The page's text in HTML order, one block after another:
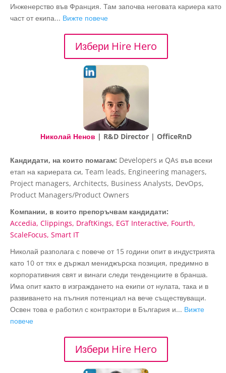
Инженерство във Франция. Там започва неговата кариера като
част от екипа... Вижте повече
Избери Hire Hero
Николай Ненов | R&D Director | OfficeRnD
Кандидати, на които помагам: Developers и QAs във всеки
етап на кариерата си, Team leads, Engineering managers,
Project managers, Architects, Business Analysts, DevOps,
Product Managers/Product Owners
Компании, в които препоръчвам кандидати:
Accedia Clippings DraftKings EGT Interactive Fourth
ScaleFocus Smart IT
Николай разполага с повече от 15 години опит в индустрията
като 10 от тях е държал мениджърска позиция, предимно в
корпоративния свят и винаги следи тенденциите в бранша.
Има опит както в изграждането на екипи от нулата, така и в
развиването на пълния потенциал на вече съществуващи.
Освен това е работил с контрактори в България и... Вижте
повече
Избери Hire Hero